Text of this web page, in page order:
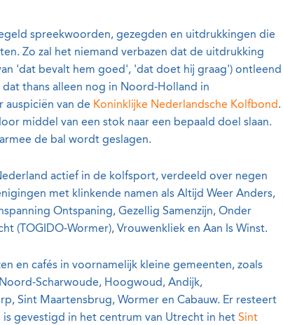
spreekwoorden, gezegden en uitdrukkingen die
Zo zal het niemand verbazen dat de uitdrukking
'dat bevalt hem goed', 'dat doet hij graag') ontleend
thans alleen nog in Noord-Holland in
van de Koninklijke Nederlandsche Kolfbond.
middel van een stok naar een bepaald doel slaan.
de bal wordt geslagen.
actief in de kolfsport, verdeeld over negen
met klinkende namen als Altijd Weer Anders,
Ontspaning, Gezellig Samenzijn, Onder
(TOGIDO-Wormer), Vrouwenkliek en Aan Is Winst.
en cafés in voornamelijk kleine gemeenten, zoals
Scharwoude, Hoogwoud, Andijk,
Sint Maartensbrug, Wormer en Cabauw. Er resteert
gevestigd in het centrum van Utrecht in het Sint